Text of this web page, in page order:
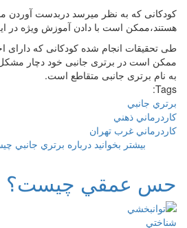
کودکانی که به نظر میرسد دربدست آوردن
هستند،ممکن است با دادن آموزش ویژه در
طی تحقیقات انجام شده کودکانی که دارای
ممکن است در برتری جانبی خود دچار مشکل
به نام برتری جانبی متقاطع است.
Tags:
برتري جانبي
كاردرماني ذهني
كاردرماني غرب تهران
بیشتر بخوانید درباره برتري جانبي
حس عمقي چيست؟